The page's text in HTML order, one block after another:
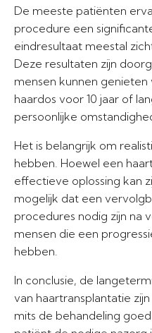
De meeste patiënten
procedure een
eindresultaat meestal
Deze resultaten zijn
mensen kunnen
haardos voor 10 jaar of
persoonlijke
Het is belangrijk om
hebben. Hoewel een
effectieve oplossing kan
mogelijk dat een
procedures nodig zijn na
mensen die een
hebben.
In conclusie, de
van haartransplantatie
mits de behandeling